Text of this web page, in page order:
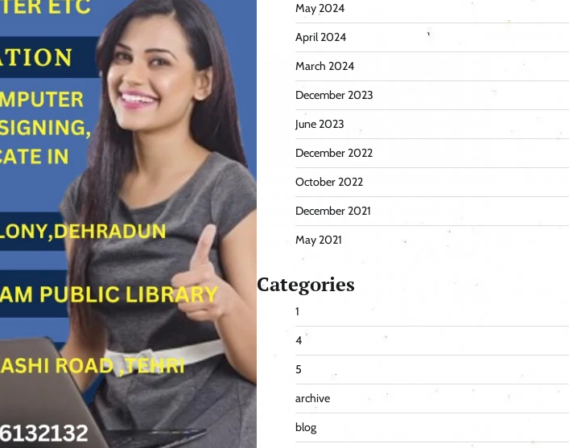
May 2024
April 2024
March 2024
December 2023
June 2023
December 2022
October 2022
December 2021
May 2021
Categories
1
4
5
archive
blog